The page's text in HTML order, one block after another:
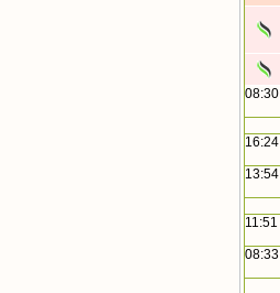
08:30
16:24
13:54
11:51
08:33